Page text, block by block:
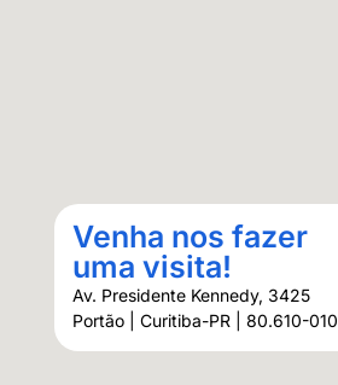
Venha nos fazer
uma visita!
Av. Presidente Kennedy, 3425
Portão | Curitiba-PR | 80.610-010